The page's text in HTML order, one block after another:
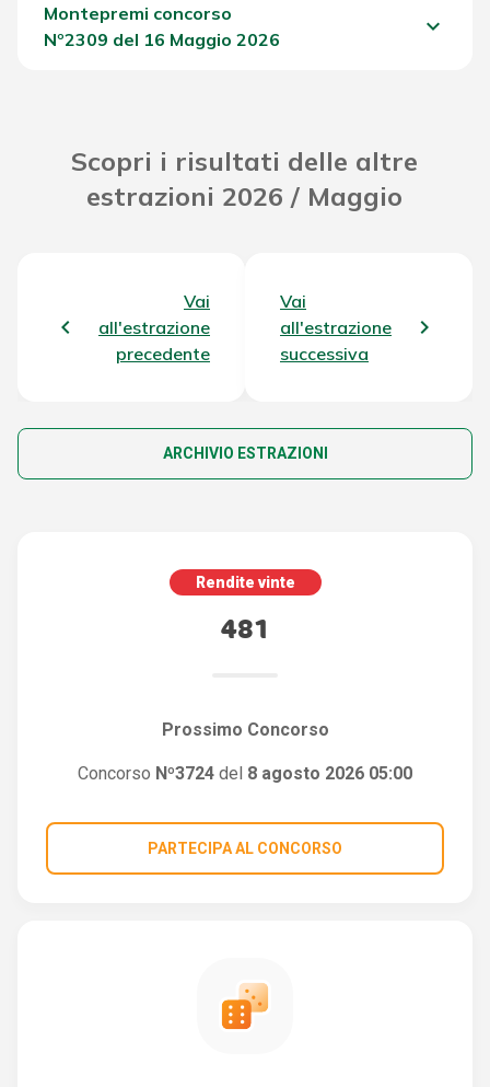
Montepremi concorso
Nº2309 del 16 Maggio 2026
keyboard_arrow_down
Scopri i risultati delle altre
estrazioni 2026 / Maggio
Vai
all'estrazione
precedente
Vai
all'estrazione
successiva
ARCHIVIO ESTRAZIONI
Rendite vinte
481
Prossimo Concorso
Concorso Nº3724 del 8 agosto 2026 05:00
PARTECIPA AL CONCORSO